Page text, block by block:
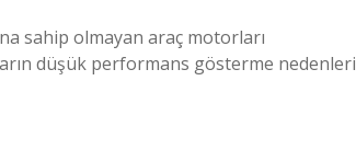
sahip olmayan araç motorları
düşük performans gösterme nedenleri